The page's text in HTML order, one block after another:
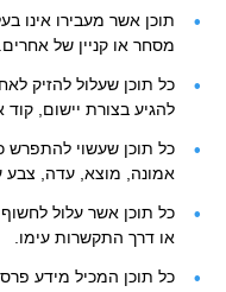
תוכן אשר מעבירו אינו
מסחר או קניין של אחרים.
כל תוכן שעלול להזיק
להגיע בצורת יישום,
כל תוכן שעשוי להתפרש
אמונה, מוצא, עדה, צבע
כל תוכן אשר עלול
או דרך התקשרות עימו.
כל תוכן המכיל מידע